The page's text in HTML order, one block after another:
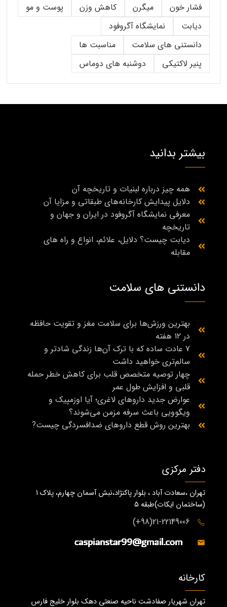
فشار خون
میگرن کاهش وزن
پوست و مو
دیابت
نمایشگاه آگروفود
دانستنی های سلامت
مناسبت ها
پنیر لاکتیکی
دوشنبه های دوماس
بیشتر بدانید
همه چیز درباره لبنیات و تاریخچه آن
دلایل پیدایش کارخانه‌های طبقاتی و مزایا آن
معرفی نمایشگاه آگروفود در ایران و جهان و
تاریخچه
دیابت چیست؟ دلایل، علائم، انواع و راه‌ های
مقابله
دانستنی های سلامت
بهترین ورزش‌ها برای سلامت مغز و تقویت حافظه
در ۱۲ هفته
7 عادت ساده که با ترک آن‌ها زندگی شادتر و
سالم‌تری خواهید داشت
چهار توصیه متخصص قلب برای کاهش خطر حمله
قلبی و افزایش طول عمر
عوارض جدید داروهای لاغری؛ آیا اوزمپیک و
ویگوویی باعث سرفه مزمن می‌شوند؟
بهترین روش قطع داروهای ضدافسردگی چیست?
دفتر مرکزی
تهران ،سعادت آباد ، بلوار پاکنژاد،نبش آسمان چهارم، پلاک 1
(ساختمان ايكات)طبقه ٥
21-22149006(98+)
کارخانه
تهران شهریار صفادشت ناحیه صنعتی دهک بلوار خلیج فارس